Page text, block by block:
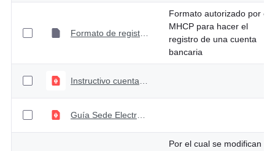
Formato de registro de cuenta bancaria - Actualizado 5 de junio de 2023
Formato autorizado por el
MHCP para hacer el
registro de una cuenta
bancaria
Guía Sede Electrónica Cuentas Maestras - Resolución 1019
Por el cual se modifican